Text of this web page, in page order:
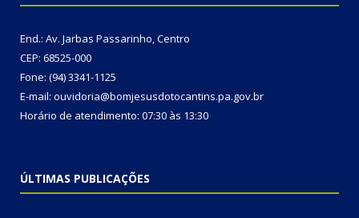
End.: Av. Jarbas Passarinho, Centro
CEP: 68525-000
Fone: (94) 3341-1125
E-mail: ouvidoria@bomjesusdotocantins.pa.gov.br
Horário de atendimento: 07:30 às 13:30
ÚLTIMAS PUBLICAÇÕES